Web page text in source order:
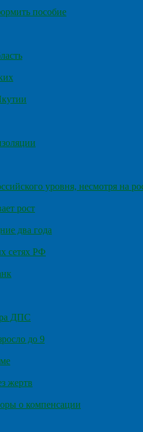
пособие
уровня, несмотря на
рост
два года
сетях РФ
ДПС
до 9
жертв
о компенсации